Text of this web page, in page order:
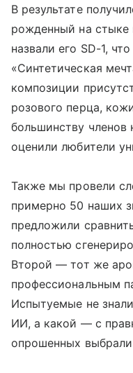
В результате
рожденный на стыке
назвали его SD-1,
«Синтетическая
композиции
розового перца,
большинству членов
оценили любители
Также мы провели
примерно 50 наших
предложили
полностью
Второй — тот же
профессиональным
Испытуемые не
ИИ, а какой — с
опрошенных